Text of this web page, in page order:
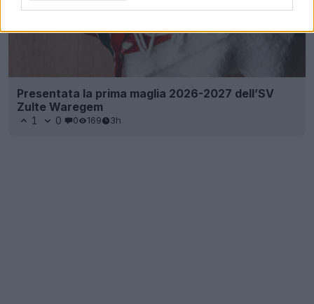
Presentata la prima maglia 2026-2027 dell’SV
Zulte Waregem
1 0 0 169 3h